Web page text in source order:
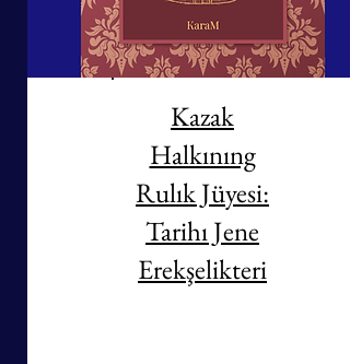
Kazak
Halkınıng
Rulık Jüyesi:
Tarihı Jene
Erekşelikteri